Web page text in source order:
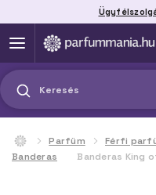
Keresés
Parfüm Férfi
Banderas
Banderas King